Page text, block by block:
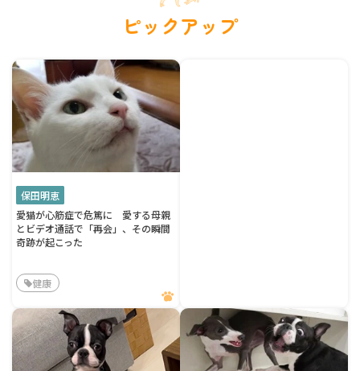
ピックアップ
保田明恵
愛猫が心筋症で危篤に 愛する母親
とビデオ通話で「再会」、その瞬間
奇跡が起こった
健康